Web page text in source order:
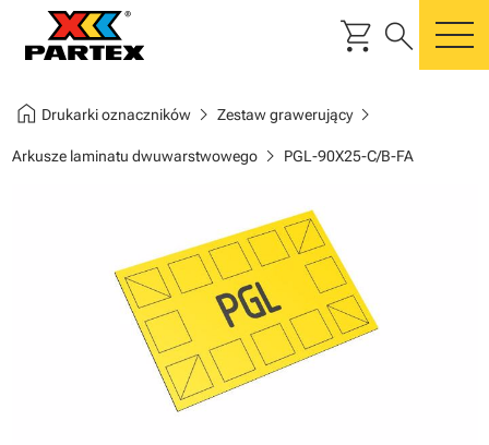
shopping_cart search
home Drukarki oznacznikówchevron_right Zestaw grawerującychevron_right
Arkusze laminatu dwuwarstwowegochevron_right PGL-90X25-C/B-FA